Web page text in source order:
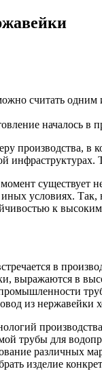
считать одним
началось
производства,
инфраструктурах.
существует
условиях.
к
в
выражаются в
из нержавейки
трубы для
различных
изделие